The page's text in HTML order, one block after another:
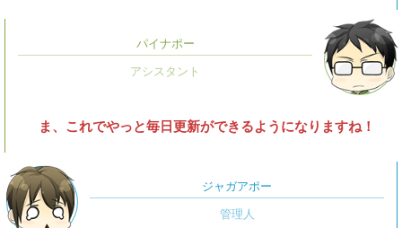
パイナポー
ま、これでやっと毎日更新ができるようになりますね！
ジャガアポー